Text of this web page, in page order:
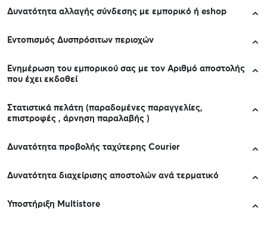
Δυνατότητα αλλαγής σύνδεσης με εμπορικό ή eshop
Εντοπισμός Δυσπρόσιτων περιοχών
Ενημέρωση του εμπορικού σας με τον Αριθμό αποστολής
που έχει εκδοθεί
Στατιστικά πελάτη (παραδομένες παραγγελίες,
επιστροφές , άρνηση παραλαβής )
Δυνατότητα προβολής ταχύτερης Courier
Δυνατότητα διαχείρισης αποστολών ανά τερματικό
Υποστήριξη Multistore